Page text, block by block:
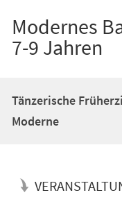
Modernes
7-9 Jahren
Tänzerische
Moderne